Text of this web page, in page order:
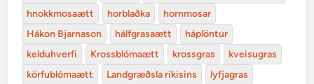
hnokkmosaætt
horblaðka
hornmosar
Hákon Bjarnason
hálfgrasaætt
háplöntur
kelduhverfi
Krossblómaætt krossgras
kveisugras
körfublómaætt
Landgræðsla ríkisins lyfjagras